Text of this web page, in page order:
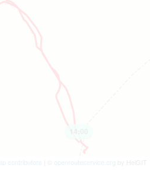
14:00
contributors openrouteservice.org